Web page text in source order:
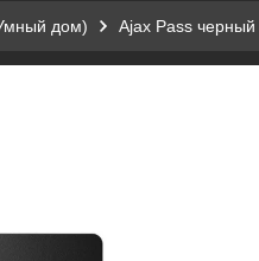
дом) Ajax Pass